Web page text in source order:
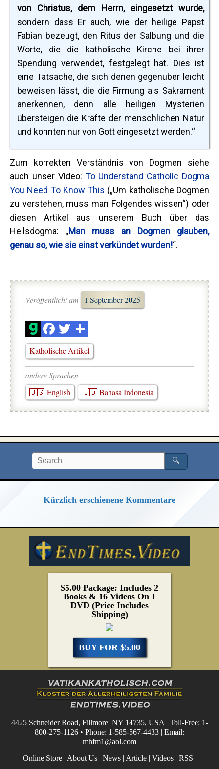
von Christus, dem Herrn, eingesetzt wurde,
sondern dass Er auch, wie der heilige Papst
Fabian bezeugt, den Ritus der Salbung und die
Worte, die die katholische Kirche bei ihrer
Spendung verwendet, festgelegt hat. Dies ist
eine Tatsache, die sich denen gegenüber leicht
beweisen lässt, die die Firmung als Sakrament
anerkennen, denn alle heiligen Mysterien
übersteigen die Kräfte der menschlichen Natur
und konnten nur von Gott eingesetzt werden.“
Zum korrekten Verständnis von Dogmen siehe
auch unser Video: To Understand Catholic Dogma
You Need To Know This („Um katholische Dogmen
zu verstehen, muss man Folgendes wissen“) oder
diesen Artikel aus unserem Buch über das
Heilsdogma: „Man muss an Dogmen glauben,
genau so, wie sie einst verkündet wurden!“.
Veröffentlicht am 1 September 2025
Katholische Artikel
andere Sprachen
🇺🇸 English
🇮🇩 Bahasa Indonesia
🔍
Kürzlich erschienene Kommentare
$5.00 Package: Includes 2
Books & 16 Videos On 1
DVD (Price Includes
Shipping)
BUY FOR $5.00
4425 Schneider Road, Fillmore, NY 14735, USA | Toll-Free: 1-
800-275-1126 • Phone: 1-585-567-4433 | Email:
mhfm1@aol.com
Online Store| About Us| News| Article| Videos| RSS |